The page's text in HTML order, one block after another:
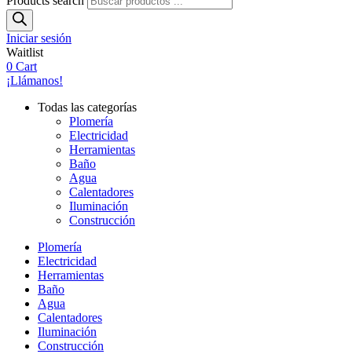
Iniciar sesión
Waitlist
0 Cart
¡Llámanos!
Todas las categorías
Plomería
Electricidad
Herramientas
Baño
Agua
Calentadores
Iluminación
Construcción
Plomería
Electricidad
Herramientas
Baño
Agua
Calentadores
Iluminación
Construcción